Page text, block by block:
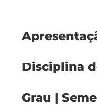
Disciplina
Grau |